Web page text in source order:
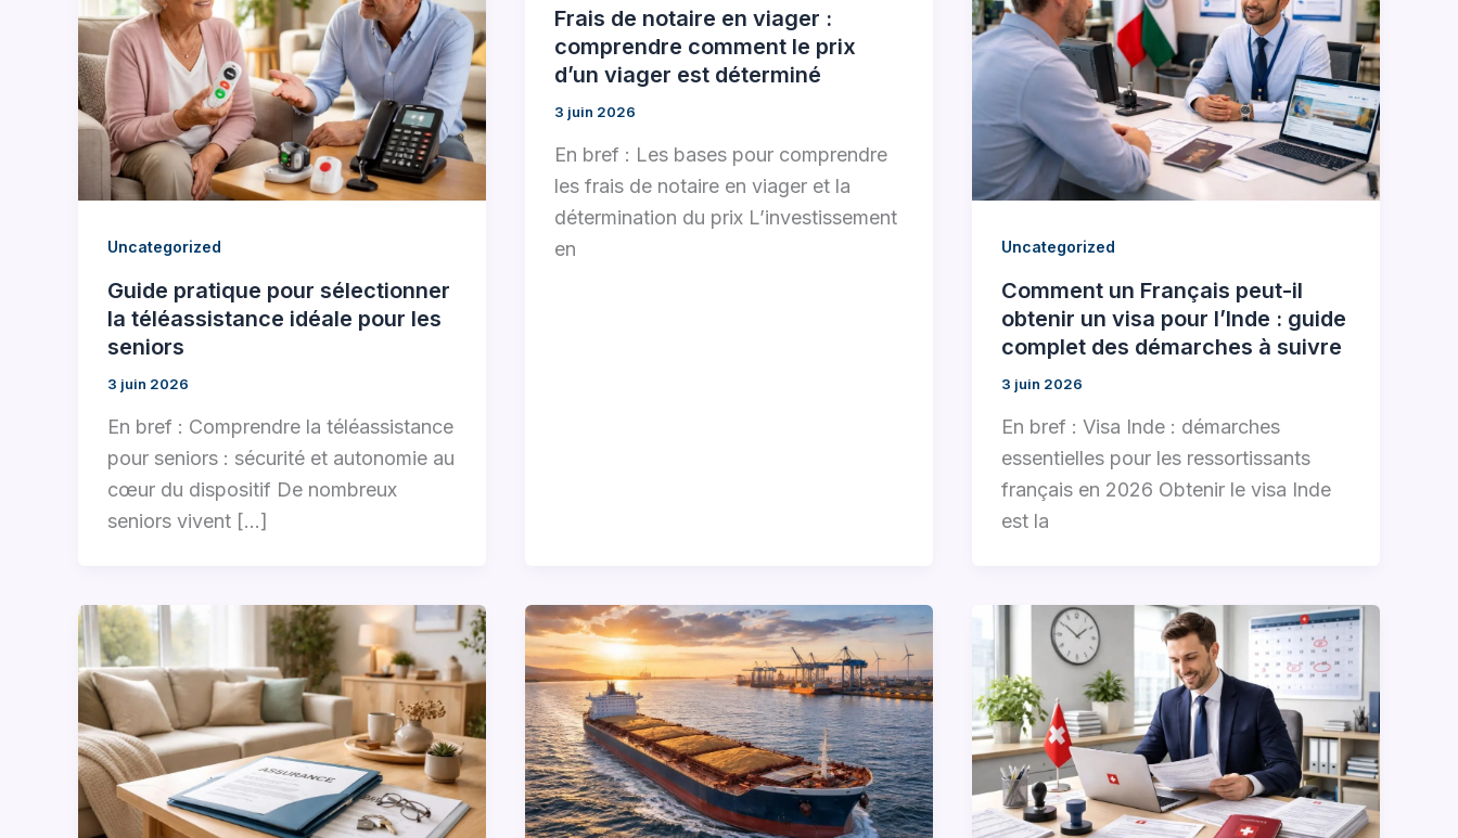
Uncategorized
Guide pratique pour sélectionner
la téléassistance idéale pour les
seniors
3 juin 2026
En bref : Comprendre la téléassistance
pour seniors : sécurité et autonomie au
cœur du dispositif De nombreux
seniors vivent […]
Frais de notaire en viager :
comprendre comment le prix
d’un viager est déterminé
3 juin 2026
En bref : Les bases pour comprendre
les frais de notaire en viager et la
détermination du prix L’investissement
en
Uncategorized
Comment un Français peut-il
obtenir un visa pour l’Inde : guide
complet des démarches à suivre
3 juin 2026
En bref : Visa Inde : démarches
essentielles pour les ressortissants
français en 2026 Obtenir le visa Inde
est la